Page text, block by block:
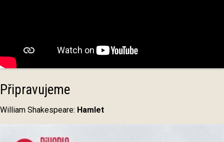
Připravujeme
William Shakespeare: Hamlet